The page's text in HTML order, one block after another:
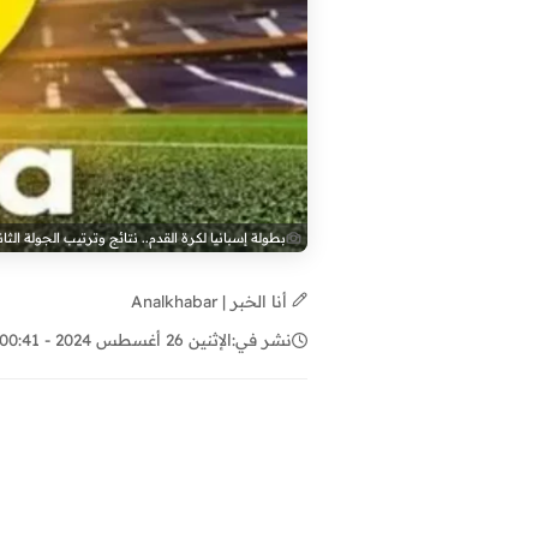
بطولة إسبانيا لكرة القدم.. نتائج وترتيب الجولة
أنا الخبر | Analkhabar
نشر في:الإثنين 26 أغسطس 2024 - 00:41